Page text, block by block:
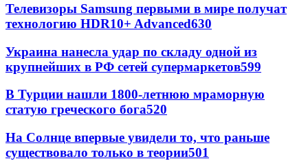
Телевизоры Samsung первыми в мире получат
технологию HDR10+ Advanced630
Украина нанесла удар по складу одной из
крупнейших в РФ сетей супермаркетов599
В Турции нашли 1800-летнюю мраморную
статую греческого бога520
На Солнце впервые увидели то, что раньше
существовало только в теории501